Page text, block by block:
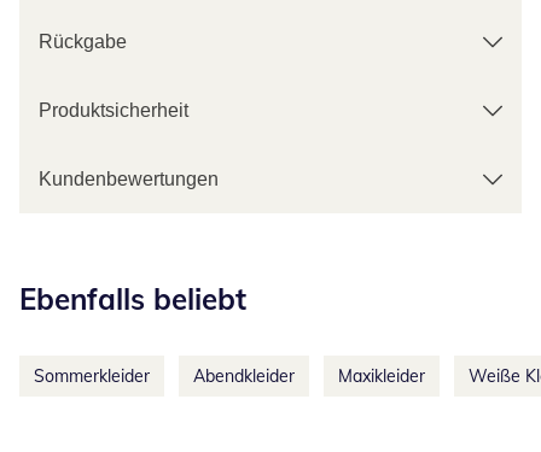
Rückgabe
Produktsicherheit
Kundenbewertungen
Ebenfalls beliebt
Sommerkleider Abendkleider Maxikleider Weiße